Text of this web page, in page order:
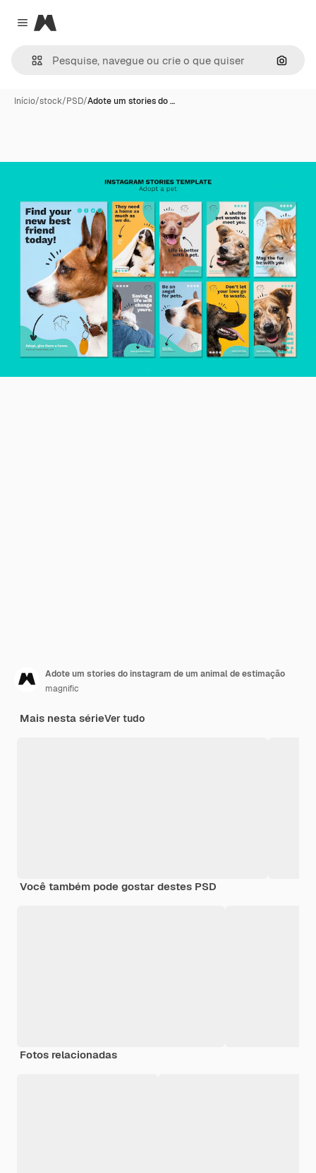
Close menu
Magnific
Início/stock/PSD/Adote um stories do …
Adote um stories do instagram de um animal de estimação
magnific
Mais nesta sérieVer tudo
Você também pode gostar destes PSD
Fotos relacionadas